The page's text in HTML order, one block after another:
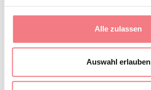
Alle zulassen
Auswahl erlauben
ZUM NEWSLETTER ANMELDEN